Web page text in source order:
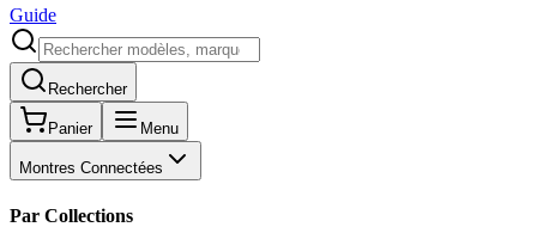
Guide
Rechercher
Panier Menu
Montres Connectées
Par Collections